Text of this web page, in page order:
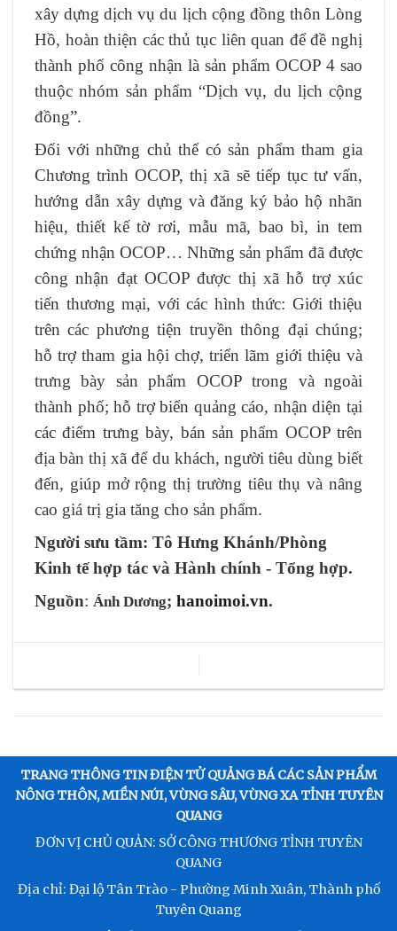
xây dựng dịch vụ du lịch cộng đồng thôn Lòng
Hồ, hoàn thiện các thủ tục liên quan để đề nghị
thành phố công nhận là sản phẩm OCOP 4 sao
thuộc nhóm sản phẩm “Dịch vụ, du lịch cộng
đồng”.
Đối với những chủ thể có sản phẩm tham gia
Chương trình OCOP, thị xã sẽ tiếp tục tư vấn,
hướng dẫn xây dựng và đăng ký bảo hộ nhãn
hiệu, thiết kế tờ rơi, mẫu mã, bao bì, in tem
chứng nhận OCOP… Những sản phẩm đã được
công nhận đạt OCOP được thị xã hỗ trợ xúc
tiến thương mại, với các hình thức: Giới thiệu
trên các phương tiện truyền thông đại chúng;
hỗ trợ tham gia hội chợ, triển lãm giới thiệu và
trưng bày sản phẩm OCOP trong và ngoài
thành phố; hỗ trợ biển quảng cáo, nhận diện tại
các điểm trưng bày, bán sản phẩm OCOP trên
địa bàn thị xã để du khách, người tiêu dùng biết
đến, giúp mở rộng thị trường tiêu thụ và nâng
cao giá trị gia tăng cho sản phẩm.
Người sưu tầm: Tô Hưng Khánh/Phòng
Kinh tế hợp tác và Hành chính - Tổng hợp.
Nguồn: Ánh Dương; hanoimoi.vn.
TRANG THÔNG TIN ĐIỆN TỬ QUẢNG BÁ CÁC SẢN PHẨM
NÔNG THÔN, MIỀN NÚI, VÙNG SÂU, VÙNG XA TỈNH TUYÊN
QUANG
ĐƠN VỊ CHỦ QUẢN: SỞ CÔNG THƯƠNG TỈNH TUYÊN
QUANG
Địa chỉ: Đại lộ Tân Trào - Phường Minh Xuân, Thành phố
Tuyên Quang